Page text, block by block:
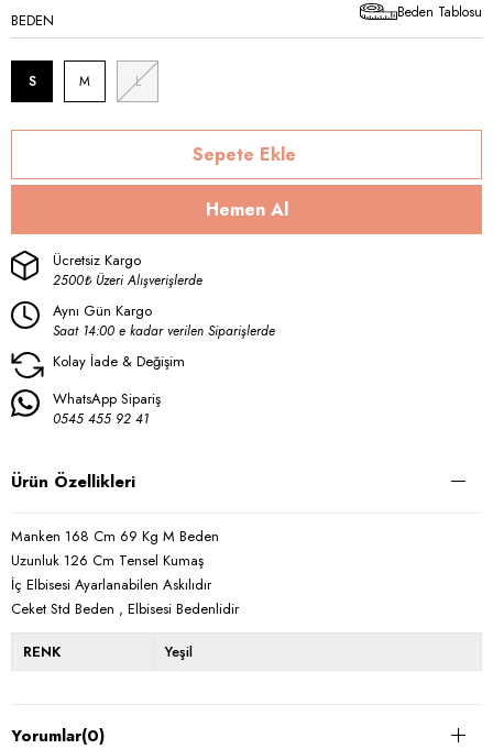
BEDEN
S M L
Beden Tablosu
Ücretsiz Kargo
2500₺ Üzeri Alışverişlerde
Aynı Gün Kargo
Saat 14:00 e kadar verilen Siparişlerde
Kolay İade & Değişim
WhatsApp Sipariş
0545 455 92 41
Ürün Özellikleri
Manken 168 Cm 69 Kg M Beden
Uzunluk 126 Cm Tensel Kumaş
İç Elbisesi Ayarlanabilen Askılıdır
Ceket Std Beden , Elbisesi Bedenlidir
RENK Yeşil
Yorumlar(0)